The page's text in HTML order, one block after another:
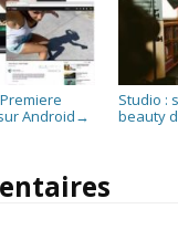
Android →
Studio :
beauty